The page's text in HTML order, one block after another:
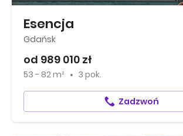
Esencja
Gdańsk
od 989 010 zł
53 - 82 m² 3 pok.
Zadzwoń